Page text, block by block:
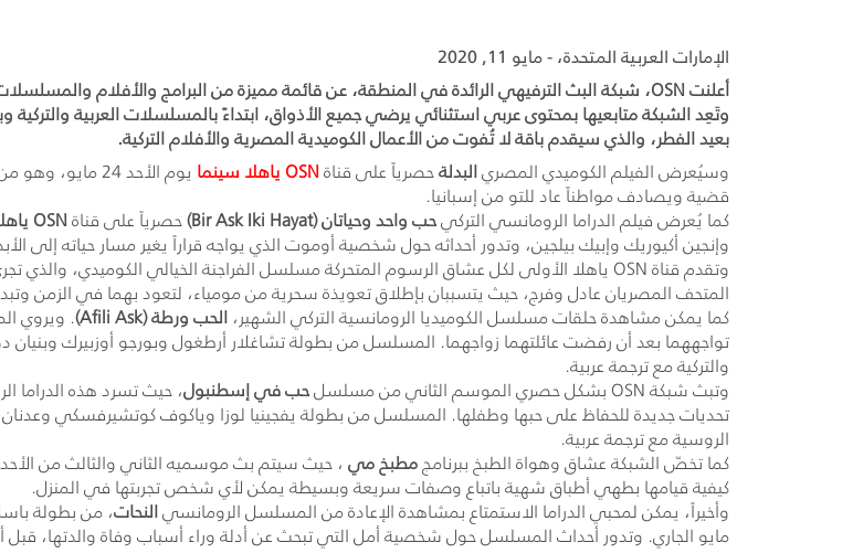
الإمارات العربية المتحدة، - مايو 11, 2020
بعيد الفطر، والذي سيقدم باقة لا تُفوت من الأعمال الكوميدية المصرية والأفلام التركية.
وسيُعرض الفيلم الكوميدي المصريالبدلةحصرياً على قناةOSNياهلا سينما يوم الأحد 24
قضية ويصادف مواطناً عاد للتو من إسبانيا.
كما يُعرض فيلم الدراما الرومانسي التركيحب واحد وحياتان (Bir Ask Iki Hayat
)حصرياً على قناةOSN
وإنجين أكيوريك وإبيك بيلجين، وتدور أحداثه حول شخصية أوموت الذي يواجه قراراً يغير مسار حياته إلى
وتقدم قناةOSN
المتحف المصريان عادل وفرج، حيث يتسببان بإطلاق تعويذة سحرية من مومياء، لتعود بهما في الزمن
كما يمكن مشاهدة حلقات مسلسل الكوميديا الرومانسية التركي الشهير،الحب ورطة (Afili Ask
). ويروي
تواجههما بعد أن رفضت عائلتهما زواجهما. المسلسل من بطولة تشاغلار أرطغول وبورجو أوزبيرك وبنيان
والتركية مع ترجمة عربية.
وتبث شبكةOSNبشكل حصري الموسم الثاني من مسلسلحب في إسطنبول، حيث تسرد هذه الدراما
تحديات جديدة للحفاظ على حبها وطفلها. المسلسل من بطولة يفجينيا لوزا وياكوف كوتشيرفسكي
الروسية مع ترجمة عربية.
كما تخصّ الشبكة عشاق وهواة الطبخ ببرنامجمطبخ مي، حيث سيتم بث موسميه الثاني والثالث من
كيفية قيامها بطهي أطباق شهية باتباع وصفات سريعة وبسيطة يمكن لأي شخص تجربتها في المنزل.
وأخيراً، يمكن لمحبي الدراما الاستمتاع بمشاهدة الإعادة من المسلسل الرومانسيالنحات
مايو الجاري. وتدور أحداث المسلسل حول شخصية أمل التي تبحث عن أدلة وراء أسباب وفاة والدتها،